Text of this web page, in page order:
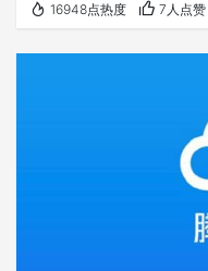
16948点热度 7人点赞